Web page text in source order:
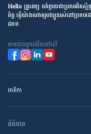
Hello គ្រូពេទ្យ ​ចង់​ក្លាយ​ជា​ប្រភព​ជិតស្និ
ចិត្ត ធ្វើ​យ៉ាង​ណា​ឲ្យ​បងប្អូន​រស់នៅ​ប្
ដរាប
តាម​ដាន​ពួក​យើង​នៅ​លើ
មាតិកា
ព័ត៌មាន